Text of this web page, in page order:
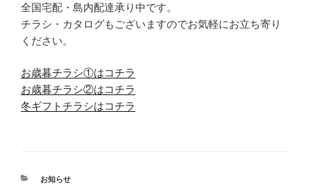
全国宅配・島内配達承り中です。
チラシ・カタログもございますのでお気軽にお立ち寄り
ください。
お歳暮チラシ①はコチラ
お歳暮チラシ②はコチラ
冬ギフトチラシはコチラ
カ
お知らせ